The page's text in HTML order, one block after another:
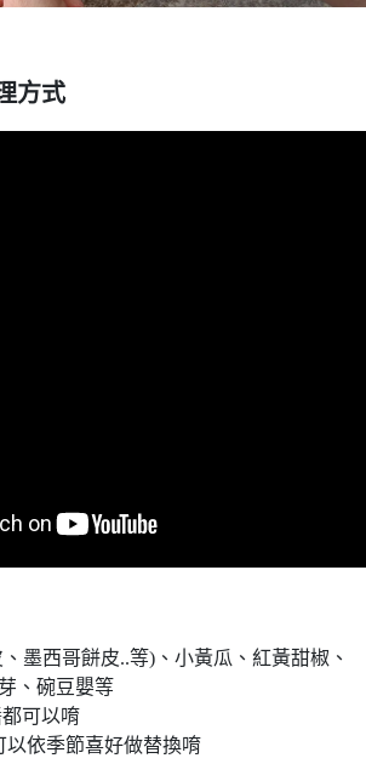
方式
墨西哥餅皮..等)、小黃瓜、紅黃甜椒、
、碗豆嬰等
可以唷
以依季節喜好做替換唷